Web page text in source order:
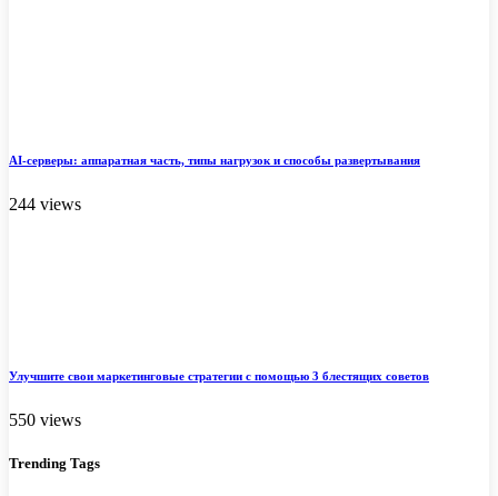
AI-серверы: аппаратная часть, типы нагрузок и способы развертывания
244 views
Улучшите свои маркетинговые стратегии с помощью 3 блестящих советов
550 views
Trending Tags